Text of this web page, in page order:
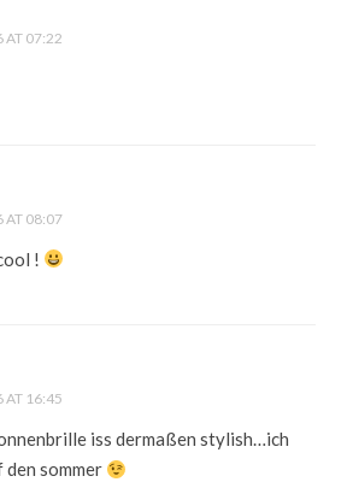
AT 07:22
AT 08:07
!
AT 16:45
iss dermaßen stylish…ich
sommer